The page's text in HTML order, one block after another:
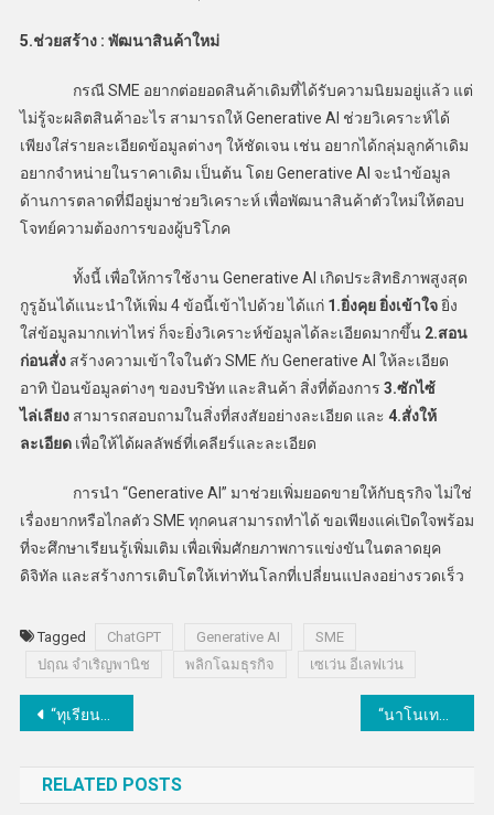
5.ช่วยสร้าง : พัฒนาสินค้าใหม่
กรณี SME อยากต่อยอดสินค้าเดิมที่ได้รับความนิยมอยู่แล้ว แต่
ไม่รู้จะผลิตสินค้าอะไร สามารถให้ Generative AI ช่วยวิเคราะห์ได้
เพียงใส่รายละเอียดข้อมูลต่างๆ ให้ชัดเจน เช่น อยากได้กลุ่มลูกค้าเดิม
อยากจำหน่ายในราคาเดิม เป็นต้น โดย Generative AI จะนำข้อมูล
ด้านการตลาดที่มีอยู่มาช่วยวิเคราะห์ เพื่อพัฒนาสินค้าตัวใหม่ให้ตอบ
โจทย์ความต้องการของผู้บริโภค
ทั้งนี้ เพื่อให้การใช้งาน Generative AI เกิดประสิทธิภาพสูงสุด
กูรูอ้นได้แนะนำให้เพิ่ม 4 ข้อนี้เข้าไปด้วย ได้แก่ 1.ยิ่งคุย ยิ่งเข้าใจยิ่ง
ใส่ข้อมูลมากเท่าไหร่ ก็จะยิ่งวิเคราะห์ข้อมูลได้ละเอียดมากขึ้น 2.สอน
ก่อนสั่งสร้างความเข้าใจในตัว SME กับ Generative AI ให้ละเอียด
อาทิ ป้อนข้อมูลต่างๆ ของบริษัท และสินค้า สิ่งที่ต้องการ 3.ซักไซ้
ไล่เลียงสามารถสอบถามในสิ่งที่สงสัยอย่างละเอียด และ 4.สั่งให้
ละเอียดเพื่อให้ได้ผลลัพธ์ที่เคลียร์และละเอียด
การนำ “Generative AI” มาช่วยเพิ่มยอดขายให้กับธุรกิจ ไม่ใช่
เรื่องยากหรือไกลตัว SME ทุกคนสามารถทำได้ ขอเพียงแค่เปิดใจพร้อม
ที่จะศึกษาเรียนรู้เพิ่มเติม เพื่อเพิ่มศักยภาพการแข่งขันในตลาดยุค
ดิจิทัล และสร้างการเติบโตให้เท่าทันโลกที่เปลี่ยนแปลงอย่างรวดเร็ว
Tagged ChatGPT Generative AI
SME
ปฤณ จำเริญพานิช
พลิกโฉมธุรกิจ เซเว่น อีเลฟเว่น
แนะแนว
“ทุเรียนแช่เยือกแข็ง” จากซินโครตรอนคว้ารางวัล Gold Award จากนายกรัฐมนตรี
RELATED POSTS